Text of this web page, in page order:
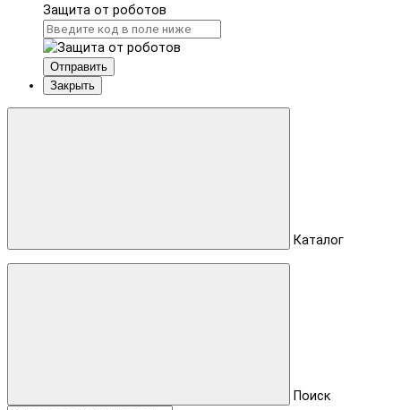
Защита от роботов
Отправить
Закрыть
Каталог
Поиск